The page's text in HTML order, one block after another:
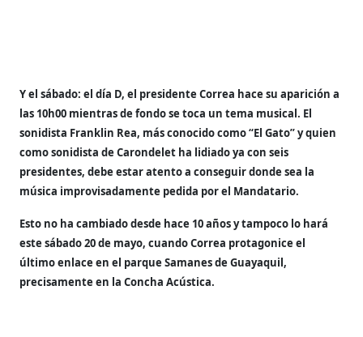
Y el sábado: el día D, el presidente Correa hace su aparición a
las 10h00 mientras de fondo se toca un tema musical. El
sonidista Franklin Rea, más conocido como “El Gato” y quien
como sonidista de Carondelet ha lidiado ya con seis
presidentes, debe estar atento a conseguir donde sea la
música improvisadamente pedida por el Mandatario.
Esto no ha cambiado desde hace 10 años y tampoco lo hará
este sábado 20 de mayo, cuando Correa protagonice el
último enlace en el parque Samanes de Guayaquil,
precisamente en la Concha Acústica.